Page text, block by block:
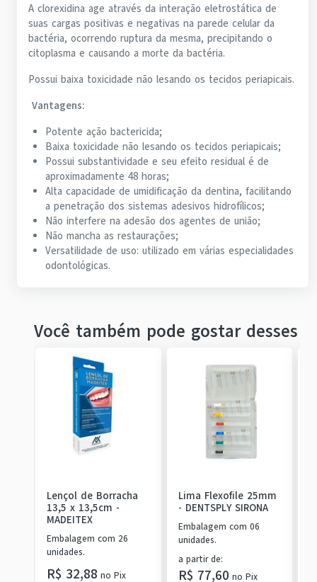
A clorexidina age através da interação eletrostática de
suas cargas positivas e negativas na parede celular da
bactéria, ocorrendo ruptura da mesma, precipitando o
citoplasma e causando a morte da bactéria.
Possui baixa toxicidade não lesando os tecidos periapicais.
Vantagens:
Potente ação bactericida;
Baixa toxicidade não lesando os tecidos periapicais;
Possui substantividade e seu efeito residual é de
aproximadamente 48 horas;
Alta capacidade de umidificação da dentina, facilitando
a penetração dos sistemas adesivos hidrofílicos;
Não interfere na adesão dos agentes de união;
Não mancha as restaurações;
Versatilidade de uso: utilizado em várias especialidades
odontológicas.
Você também pode gostar desses
Lençol de Borracha
13,5 x 13,5cm -
MADEITEX
Embalagem com 26
unidades.
R$ 32,88 noPix
Lima Flexofile 25mm
- DENTSPLY SIRONA
Embalagem com 06
unidades.
a partir de:
R$ 77,60 no Pix